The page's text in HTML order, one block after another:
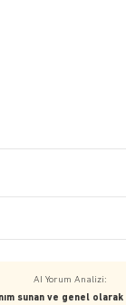
AI Yorum Analizi:
sunan ve genel